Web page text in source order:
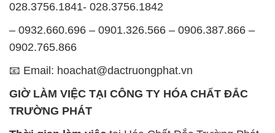
028.3756.1841- 028.3756.1842
– 0932.660.696 – 0901.326.566 – 0906.387.866 –
0902.765.866
📧 Email: hoachat@dactruongphat.vn
GIỜ LÀM VIỆC TẠI CÔNG TY HÓA CHẤT ĐẮC
TRƯỜNG PHÁT